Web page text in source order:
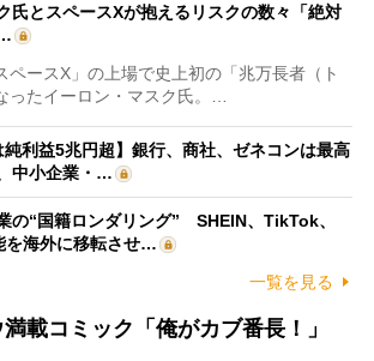
氏とスペースXが抱えるリスクの数々「絶対
ースX」の上場で史上初の「兆万長者（ト
ったイーロン・マスク氏。…
純利益5兆円超】銀行、商社、ゼネコンは最高
中小企業・…
の“国籍ロンダリング” SHEIN、TikTok、
海外に移転させ…
一覧を見る
載コミック「俺がカブ番長！」